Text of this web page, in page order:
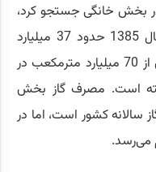
بخش خانگی جستجو کرد،
مصرف گاز در بخش خانگی که در سال 1385 حدود 37 میلیارد
مترمکعب در سال بود، اکنون به بیش از 70 میلیارد مترمکعب در
است. مصرف گاز بخش
مصرف گاز سالانه کشور است، اما در